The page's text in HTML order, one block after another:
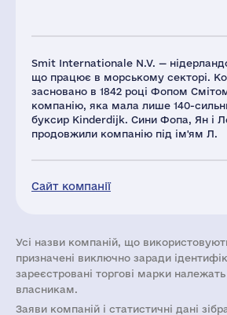
Smit Internationale N.V. —
що працює в морському секторі.
засновано в 1842 році Фопом
компанію, яка мала лише 140-
буксир Kinderdijk. Сини Фопа, Ян і
продовжили компанію під ім'ям Л.
Сайт компанії
Усі назви компаній, що
призначені виключно заради
зареєстровані торгові марки належать
власникам.
Заяви компаній i статистичні дані